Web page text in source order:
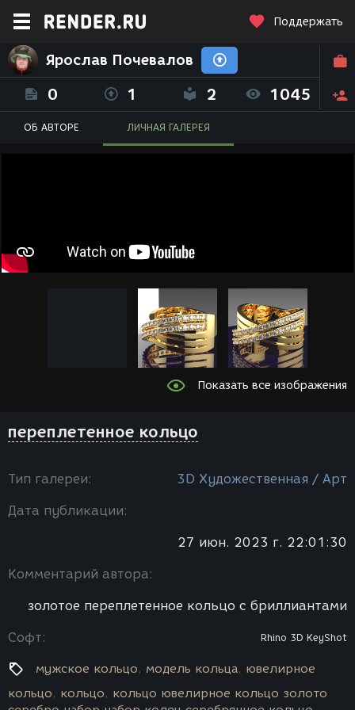
Поддержать
Ярослав Почевалов
0 1 2 1045
ОБ АВТОРЕ ЛИЧНАЯ ГАЛЕРЕЯ
Показать все изображения
переплетенное кольцо
Тип галереи: 3D Художественная / Арт
Дата публикации:
27 июн. 2023 г. 22:01:30
Комментарий автора:
золотое переплетенное кольцо с бриллиантами
Софт: Rhino 3D KeyShot
мужское кольцо модель кольца
ювелирное
кольцо
кольцо
кольцо ювелирное кольцо золото